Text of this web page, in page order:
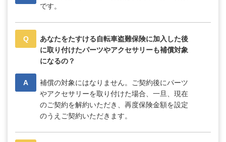
です。
Q
あなたをたすける自転車盗難保険に加入した後
に取り付けたパーツやアクセサリーも補償対象
になるの？
A
補償の対象にはなりません。ご契約後にパーツ
やアクセサリーを取り付けた場合、一旦、現在
のご契約を解約いただき、再度保険金額を設定
のうえご契約いただきます。